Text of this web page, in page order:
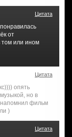
Цитата
от
том или ином
Цитата
опять
но в
фильм
)
Цитата